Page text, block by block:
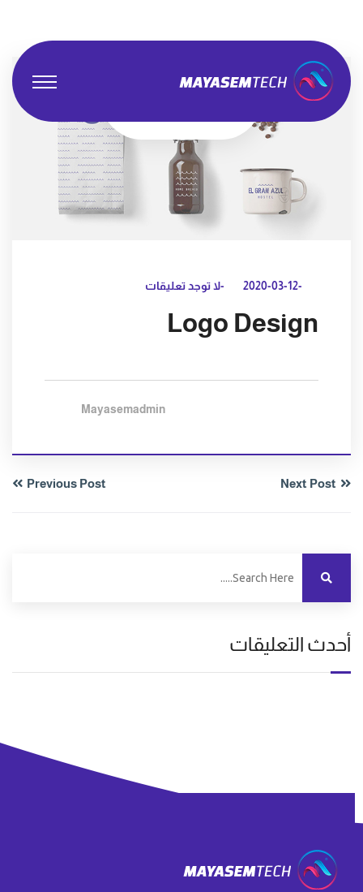
-2020-03-12 -لا توجد تعليقات
Logo Design
Mayasemadmin
Previous Post Next Post
أحدث التعليقات